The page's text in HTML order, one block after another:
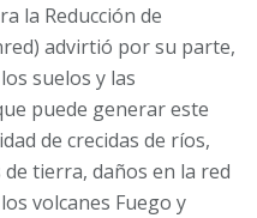
la Reducción de
advirtió por su parte,
suelos y las
puede generar este
de crecidas de ríos,
tierra, daños en la red
volcanes Fuego y